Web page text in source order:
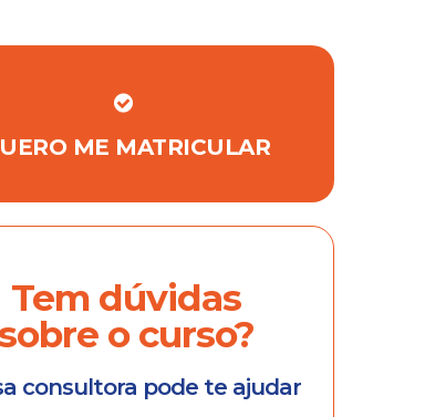
ME MATRICULAR
Tem dúvidas
o curso?
consultora pode te ajudar